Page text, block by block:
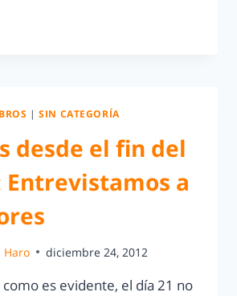
|SIN CATEGORÍA
desde el fin del
Entrevistamos a
Haro diciembre 24, 2012
es evidente, el día 21 no